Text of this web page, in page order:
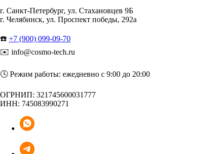
г. Санкт-Петербург, ул. Стахановцев 9Б
г. Челябинск, ул. Проспект победы, 292а
☎️ +7 (900) 099-09-70
✉️ info@cosmo-tech.ru
🕓 Режим работы: ежедневно с 9:00 до 20:00
ОГРНИП: 321745600031777
ИНН: 745083990271